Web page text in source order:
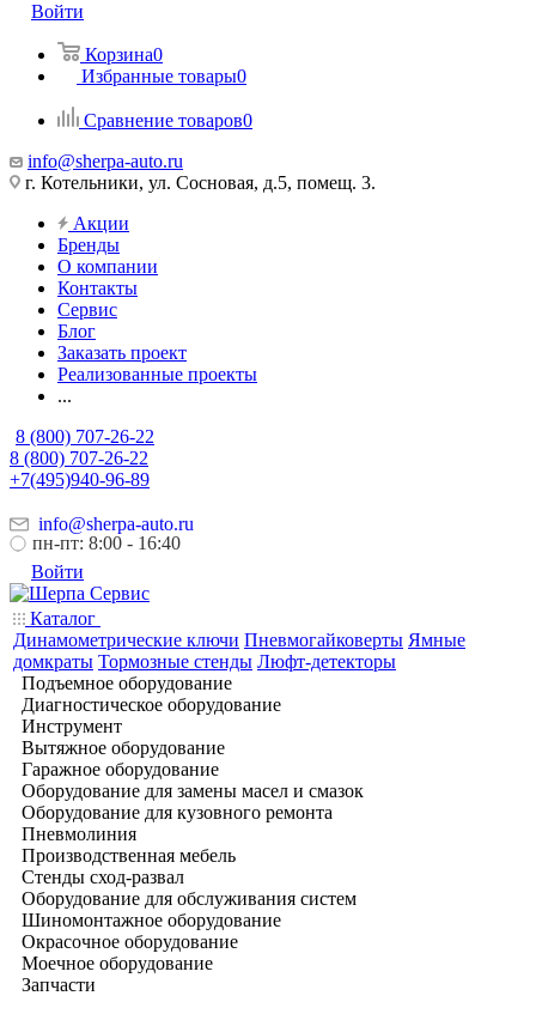
Войти
Корзина0
Избранные товары0
Сравнение товаров0
info@sherpa-auto.ru
г. Котельники, ул. Сосновая, д.5, помещ. 3.
Акции
Бренды
О компании
Контакты
Сервис
Блог
Заказать проект
Реализованные проекты
...
8 (800) 707-26-22
8 (800) 707-26-22
+7(495)940-96-89
info@sherpa-auto.ru
пн-пт: 8:00 - 16:40
Войти
Каталог
Динамометрические ключи Пневмогайковерты Ямные
домкраты Тормозные стенды Люфт-детекторы
Подъемное оборудование
Диагностическое оборудование
Инструмент
Вытяжное оборудование
Гаражное оборудование
Оборудование для замены масел и смазок
Оборудование для кузовного ремонта
Пневмолиния
Производственная мебель
Стенды сход-развал
Оборудование для обслуживания систем
Шиномонтажное оборудование
Окрасочное оборудование
Моечное оборудование
Запчасти